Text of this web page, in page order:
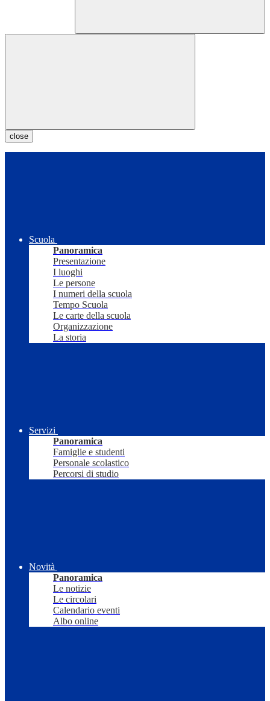
close
Scuola
Panoramica
Presentazione
I luoghi
Le persone
I numeri della scuola
Tempo Scuola
Le carte della scuola
Organizzazione
La storia
Servizi
Panoramica
Famiglie e studenti
Personale scolastico
Percorsi di studio
Novità
Panoramica
Le notizie
Le circolari
Calendario eventi
Albo online